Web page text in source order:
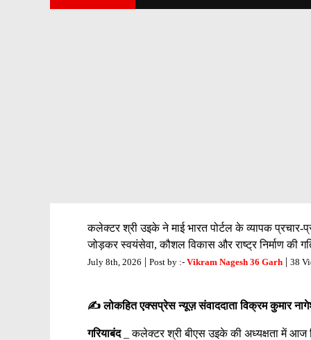
कलेक्टर श्री उइके ने माई भारत पोर्टल के व्यापक
जोड़कर स्वयंसेवा, कौशल विकास और राष्ट्र निर्माण की
July 8th, 2026 | Post by :- Vikram Nagesh 36 Garh | 38
✍️ लोकहित एक्सप्रेस न्यूज़ संवाददाता विक्रम कुमार नागेश
गरियाबंद_ कलेक्टर श्री बीएस उइके की अध्यक्षता में आज